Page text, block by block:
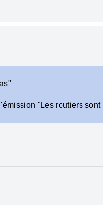
"Les routiers